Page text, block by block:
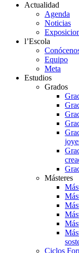
Actualidad
Agenda
Noticias
l’Escola
Equipo
Meta
Estudios
Grados
Másteres
Ciclos